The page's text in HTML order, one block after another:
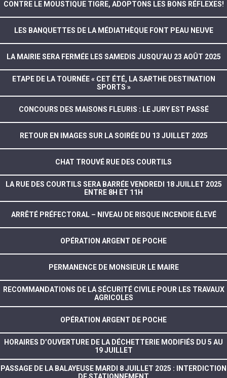
CONTRE LE MOUSTIQUE TIGRE, ADOPTONS LES BONS RÉFLEXES!
LES BANQUETTES DE LA MÉDIATHÈQUE FONT PEAU NEUVE
LA MAIRIE SERA FERMÉE LES SAMEDIS JUSQU’AU 23 AOÛT 2025
ETAPE DE LA TOURNÉE « CET ÉTÉ, LA SARTHE DESTINATION
SPORTS »
CONCOURS DES MAISONS FLEURIS : LE JURY EST PASSÉ
RETOUR EN IMAGES SUR LA SOIRÉE DU 13 JUILLET 2025
CHAT TROUVÉ RUE DES COURTILS
LA RUE DES COURTILS SERA BARRÉE VENDREDI 18 JUILLET 2025
ENTRE 8H ET 11H
ARRÊTÉ PRÉFECTORAL – NIVEAU DE RISQUE INCENDIE ÉLEVÉ
OPÉRATION ARGENT DE POCHE
PERMANENCE DE MONSIEUR LE MAIRE
RECOMMANDATIONS DE LA SÉCURITÉ CIVILE POUR LES TRAVAUX
AGRICOLES
OPÉRATION ARGENT DE POCHE
HORAIRES D’OUVERTURE DE LA DÉCHETTERIE MODIFIÉS DU 5 AU
19 JUILLET
PASSAGE DE LA BALAYEUSE MARDI 8 JUILLET 2025 : INTERDICTION